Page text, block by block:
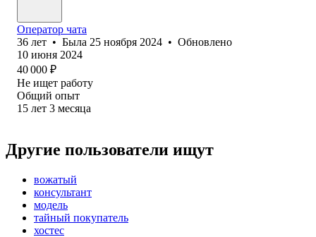
Оператор чата
36 лет • Была 25 ноября 2024 • Обновлено
10 июня 2024
40 000 ₽
Не ищет работу
Общий опыт
15 лет 3 месяца
Другие пользователи ищут
вожатый
консультант
модель
тайный покупатель
хостес